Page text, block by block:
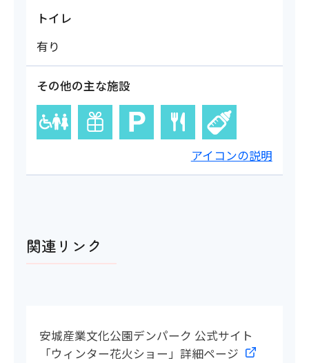
トイレ
有り
その他の主な施設
アイコンの説明
関連リンク
安城産業文化公園デンパーク 公式サイト
「ウィンター花火ショー」詳細ページ